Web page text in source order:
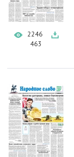
2246
463